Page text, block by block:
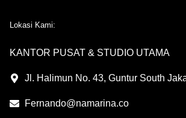
Lokasi Kami:
KANTOR PUSAT & STUDIO UTAMA
Jl. Halimun No. 43, Guntur South
Fernando@namarina.co